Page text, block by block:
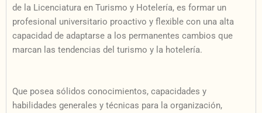
de la Licenciatura en Turismo y Hotelería, es formar un
profesional universitario proactivo y flexible con una alta
capacidad de adaptarse a los permanentes cambios que
marcan las tendencias del turismo y la hotelería.
Que posea sólidos conocimientos, capacidades y
habilidades generales y técnicas para la organización,